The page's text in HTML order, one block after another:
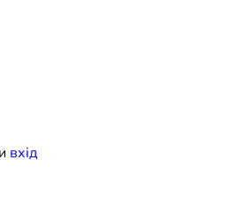
література
вхiд